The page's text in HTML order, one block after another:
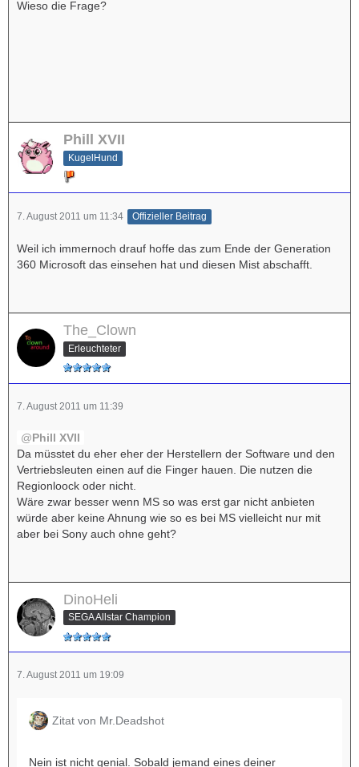
Wieso die Frage?
Phill XVII
KugelHund
7. August 2011 um 11:34 Offizieller Beitrag
Weil ich immernoch drauf hoffe das zum Ende der Generation
360 Microsoft das einsehen hat und diesen Mist abschafft.
The_Clown
Erleuchteter
7. August 2011 um 11:39
Phill XVII
Da müsstet du eher eher der Herstellern der Software und den
Vertriebsleuten einen auf die Finger hauen. Die nutzen die
Regionloock oder nicht.
Wäre zwar besser wenn MS so was erst gar nicht anbieten
würde aber keine Ahnung wie so es bei MS vielleicht nur mit
aber bei Sony auch ohne geht?
DinoHeli
SEGA Allstar Champion
7. August 2011 um 19:09
Zitat von Mr.Deadshot
Nein ist nicht genial. Sobald jemand eines deiner